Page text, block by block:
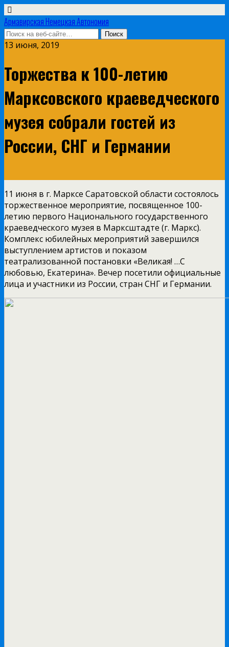
Армавирская Немецкая Автономия
13 июня, 2019
Торжества к 100-летию
Марксовского краеведческого
музея собрали гостей из
России, СНГ и Германии
11 июня в г. Марксе Саратовской области состоялось
торжественное мероприятие, посвященное 100-
летию первого Национального государственного
краеведческого музея в Марксштадте (г. Маркс).
Комплекс юбилейных мероприятий завершился
выступлением артистов и показом
театрализованной постановки «Великая! …С
любовью, Екатерина». Вечер посетили официальные
лица и участники из России, стран СНГ и Германии.